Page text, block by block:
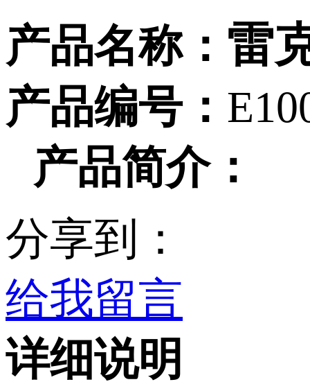
产品名称： 雷
产品编号：
产品简介：
分享到：
给我留言
详细说明